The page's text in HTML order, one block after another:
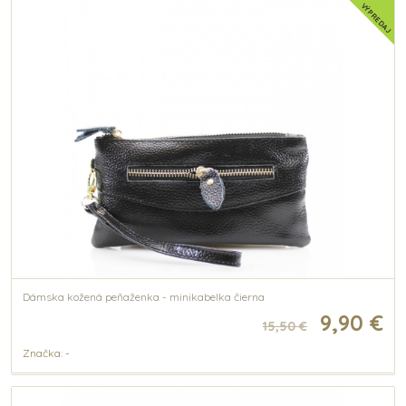
VÝPREDAJ
Dámska kožená peňaženka - minikabelka čierna
15,50 € 9,90 €
Značka: -